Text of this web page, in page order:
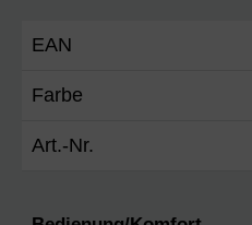
EAN
Farbe
Art.-Nr.